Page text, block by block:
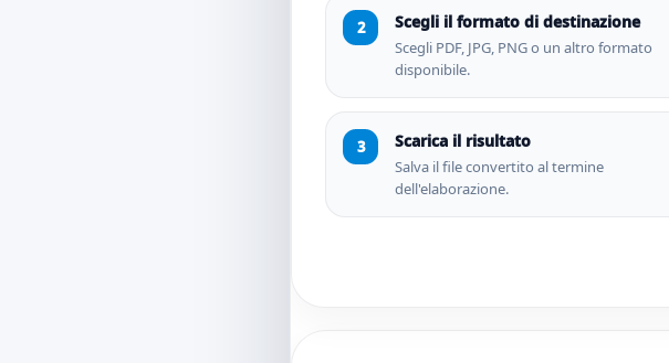
Scegli il formato di destinazione
Scegli PDF, JPG, PNG o un altro formato
disponibile.
Scarica il risultato
Salva il file convertito al termine
dell'elaborazione.